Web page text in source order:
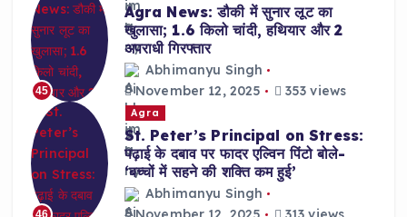
45
Agra News: डौकी में सुनार लूट का
खुलासा; 1.6 किलो चांदी, हथियार और 2
अपराधी गिरफ्तार
Abhimanyu Singh
November 12, 2025
353 views
Agra
St. Peter’s Principal on Stress:
पढ़ाई के दबाव पर फादर एल्विन पिंटो बोले-
‘बच्चों में सहने की शक्ति कम हुई’
Abhimanyu Singh